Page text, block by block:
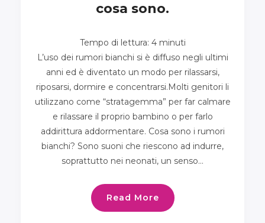
cosa sono.
Tempo di lettura: 4 minuti
L’uso dei rumori bianchi si è diffuso negli ultimi
anni ed è diventato un modo per rilassarsi,
riposarsi, dormire e concentrarsi.Molti genitori li
utilizzano come “stratagemma” per far calmare
e rilassare il proprio bambino o per farlo
addirittura addormentare. Cosa sono i rumori
bianchi? Sono suoni che riescono ad indurre,
soprattutto nei neonati, un senso…
Read More